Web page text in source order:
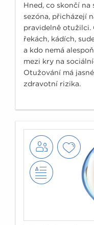
Hned, co skončí
sezóna, přicházejí
pravidelně otužilci.
řekách, kádích,
a kdo nemá
mezi kry na
Otužování má
zdravotní rizika.